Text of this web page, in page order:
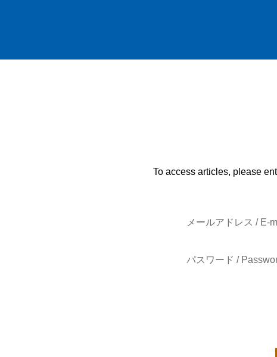
To access articles, please
メールアドレス / E-
パスワード /